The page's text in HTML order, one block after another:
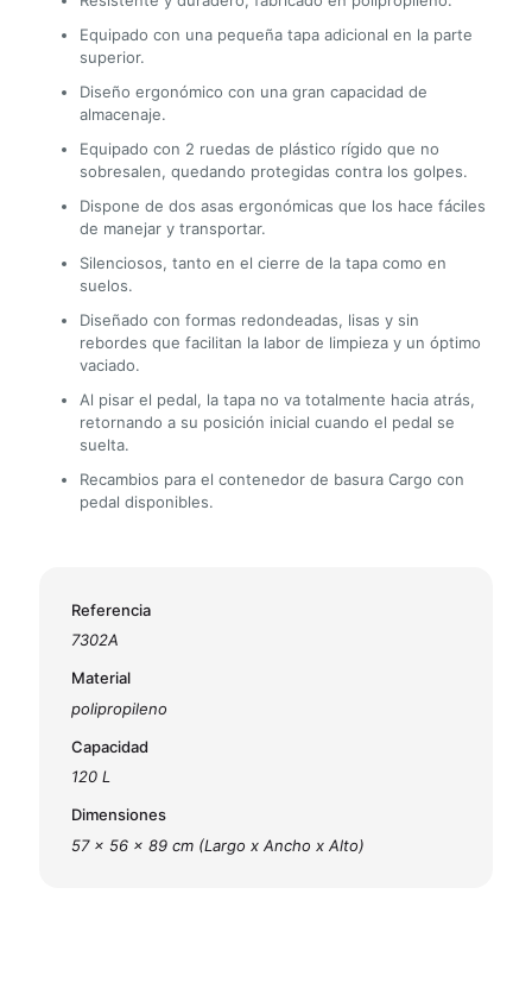
Equipado con una pequeña tapa adicional en la parte
superior.
Diseño ergonómico con una gran capacidad de
almacenaje.
Equipado con 2 ruedas de plástico rígido que no
sobresalen, quedando protegidas contra los golpes.
Dispone de dos asas ergonómicas que los hace fáciles
de manejar y transportar.
Silenciosos, tanto en el cierre de la tapa como en
suelos.
Diseñado con formas redondeadas, lisas y sin
rebordes que facilitan la labor de limpieza y un óptimo
vaciado.
Al pisar el pedal, la tapa no va totalmente hacia atrás,
retornando a su posición inicial cuando el pedal se
suelta.
Recambios para el contenedor de basura Cargo con
pedal disponibles.
Referencia
7302A
Material
polipropileno
Capacidad
120 L
Dimensiones
57 x 56 x 89 cm (Largo x Ancho x Alto)